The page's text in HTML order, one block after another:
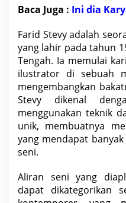
a
s
A
b
s
t
r
a
k
d
a
l
a
m
K
a
e
n
i
Baca Juga : Ini dia
Farid Stevy adalah
yang lahir pada tahun
Tengah. Ia memulai
ilustrator di sebuah
mengembangkan
Stevy dikenal
menggunakan teknik
unik, membuatnya
yang mendapat
seni.
Aliran seni yang
dapat dikategorikan